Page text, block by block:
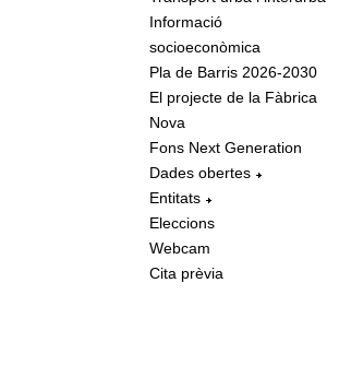
Informació
socioeconòmica
Pla de Barris 2026-2030
El projecte de la Fàbrica
Nova
Fons Next Generation
Dades obertes
Entitats
Eleccions
Webcam
Cita prèvia